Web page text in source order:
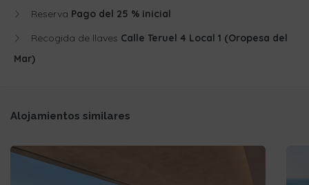
Reserva Pago del 25 % inicial
Recogida de llaves Calle Teruel 4 Local 1 (Oropesa del
Mar)
Alojamientos similares